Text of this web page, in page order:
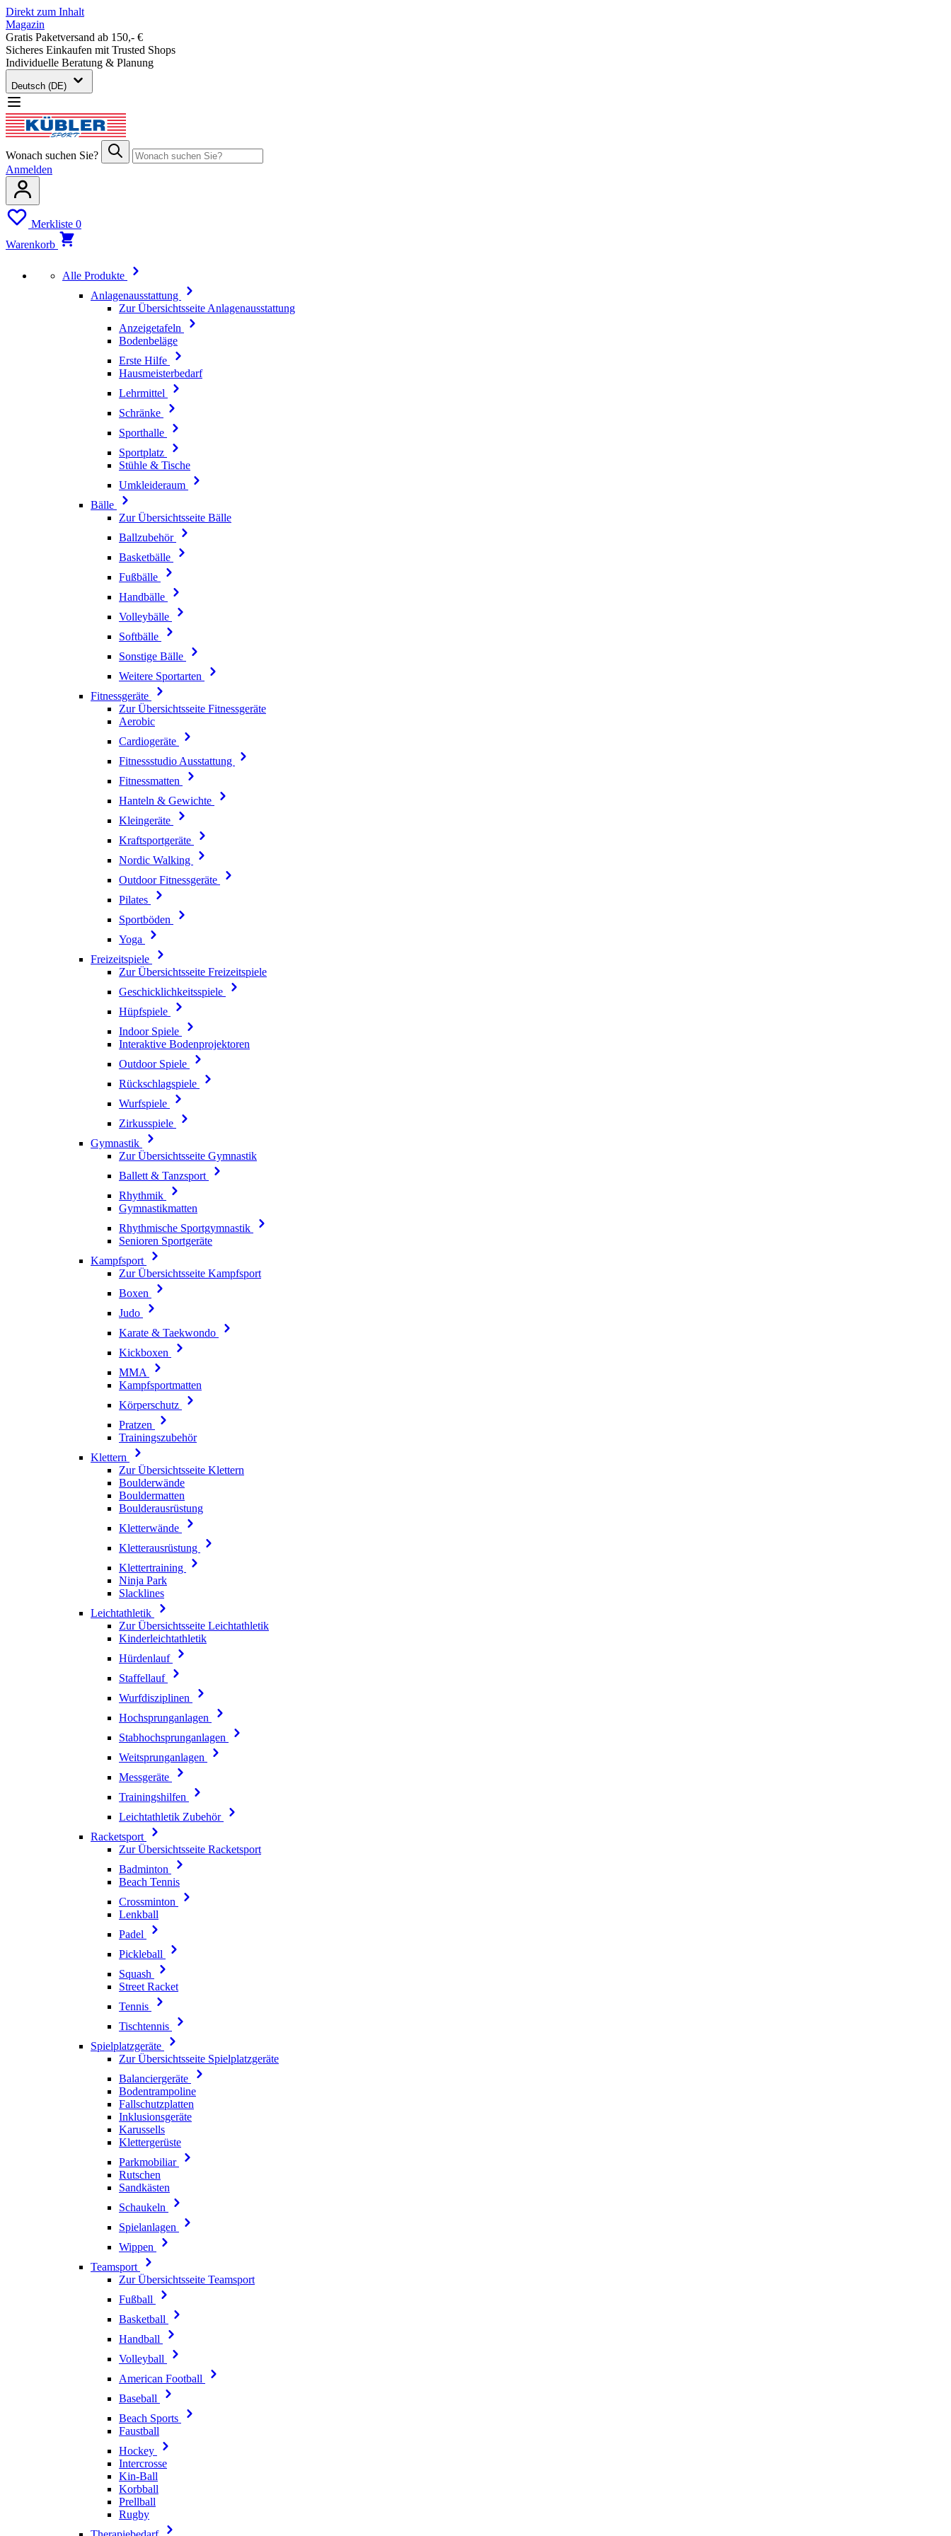
Direkt zum Inhalt
Magazin
Gratis Paketversand ab 150,- €
Sicheres Einkaufen mit Trusted Shops
Individuelle Beratung & Planung
Deutsch (DE)
Wonach suchen Sie?
Anmelden
Merkliste 0
Warenkorb
Alle Produkte
Anlagenausstattung
Zur Übersichtsseite Anlagenausstattung
Anzeigetafeln
Bodenbeläge
Erste Hilfe
Hausmeisterbedarf
Lehrmittel
Schränke
Sporthalle
Sportplatz
Stühle & Tische
Umkleideraum
Bälle
Zur Übersichtsseite Bälle
Ballzubehör
Basketbälle
Fußbälle
Handbälle
Volleybälle
Softbälle
Sonstige Bälle
Weitere Sportarten
Fitnessgeräte
Zur Übersichtsseite Fitnessgeräte
Aerobic
Cardiogeräte
Fitnessstudio Ausstattung
Fitnessmatten
Hanteln & Gewichte
Kleingeräte
Kraftsportgeräte
Nordic Walking
Outdoor Fitnessgeräte
Pilates
Sportböden
Yoga
Freizeitspiele
Zur Übersichtsseite Freizeitspiele
Geschicklichkeitsspiele
Hüpfspiele
Indoor Spiele
Interaktive Bodenprojektoren
Outdoor Spiele
Rückschlagspiele
Wurfspiele
Zirkusspiele
Gymnastik
Zur Übersichtsseite Gymnastik
Ballett & Tanzsport
Rhythmik
Gymnastikmatten
Rhythmische Sportgymnastik
Senioren Sportgeräte
Kampfsport
Zur Übersichtsseite Kampfsport
Boxen
Judo
Karate & Taekwondo
Kickboxen
MMA
Kampfsportmatten
Körperschutz
Pratzen
Trainingszubehör
Klettern
Zur Übersichtsseite Klettern
Boulderwände
Bouldermatten
Boulderausrüstung
Kletterwände
Kletterausrüstung
Klettertraining
Ninja Park
Slacklines
Leichtathletik
Zur Übersichtsseite Leichtathletik
Kinderleichtathletik
Hürdenlauf
Staffellauf
Wurfdisziplinen
Hochsprunganlagen
Stabhochsprunganlagen
Weitsprunganlagen
Messgeräte
Trainingshilfen
Leichtathletik Zubehör
Racketsport
Zur Übersichtsseite Racketsport
Badminton
Beach Tennis
Crossminton
Lenkball
Padel
Pickleball
Squash
Street Racket
Tennis
Tischtennis
Spielplatzgeräte
Zur Übersichtsseite Spielplatzgeräte
Balanciergeräte
Bodentrampoline
Fallschutzplatten
Inklusionsgeräte
Karussells
Klettergerüste
Parkmobiliar
Rutschen
Sandkästen
Schaukeln
Spielanlagen
Wippen
Teamsport
Zur Übersichtsseite Teamsport
Fußball
Basketball
Handball
Volleyball
American Football
Baseball
Beach Sports
Faustball
Hockey
Intercrosse
Kin-Ball
Korbball
Prellball
Rugby